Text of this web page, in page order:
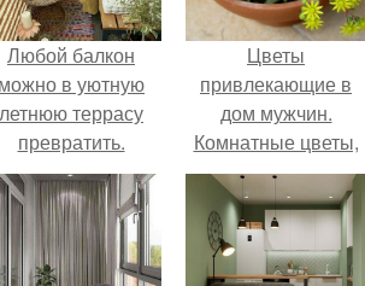
Любой балкон
в уютную
летнюю террасу
превратить.
Цветы
привлекающие в
дом мужчин.
Комнатные цветы,
притягивающие в
дом мужчин, они
обладают мощной
любовной